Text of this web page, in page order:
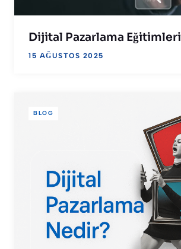
Dijital Pazarlama Eğitimleri
15 AĞUSTOS 2025
BLOG